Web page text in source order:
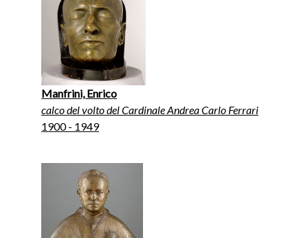
Manfrini, Enrico
calco del volto del Cardinale Andrea Carlo Ferrari
1900 - 1949